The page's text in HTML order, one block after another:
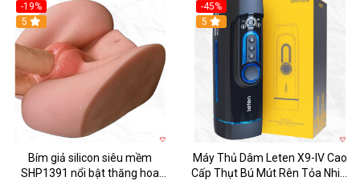
-19%
Hot
5
Bím giả silicon siêu mềm
SHP1391 nổi bật thăng hoa
-45%
Hot
5
Máy Thủ Dâm Leten X9-IV Cao
Cấp Thụt Bú Mút Rên Tỏa Nhiệt